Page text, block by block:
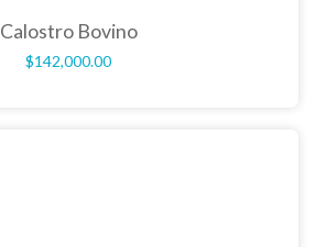
Calostro Bovino
$142,000.00